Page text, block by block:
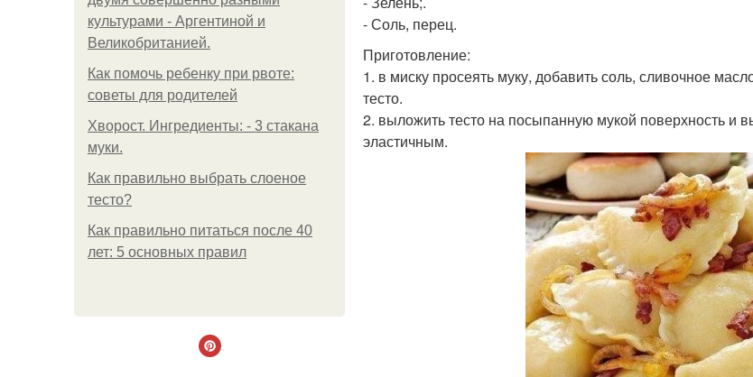
культурами - Аргентиной и
Великобританией.
Как помочь ребенку при рвоте:
советы для родителей
Хворост. Ингредиенты: - 3 стакана
муки.
Как правильно выбрать слоеное
тесто?
Как правильно питаться после 40
лет: 5 основных правил
- Соль, перец.
Приготовление:
1. в миску просеять муку, добавить соль, сливочное
тесто.
2. выложить тесто на посыпанную мукой поверхность и
эластичным.